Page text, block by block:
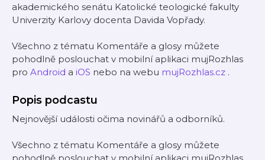
akademického senátu Katolické teologické fakulty
Univerzity Karlovy docenta Davida Vopřady.
Všechno z tématu Komentáře a glosy můžete
pohodlně poslouchat v mobilní aplikaci mujRozhlas
pro Android a iOS nebo na webu mujRozhlas.cz .
Popis podcastu
Nejnovější události očima novinářů a odborníků.
Všechno z tématu Komentáře a glosy můžete